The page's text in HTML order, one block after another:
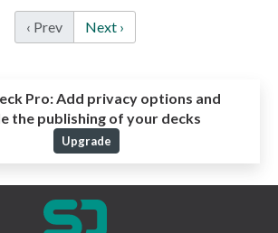
‹ Prev Next ›
Pro:Add privacy options and
the publishing of your decks
Upgrade